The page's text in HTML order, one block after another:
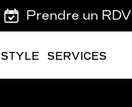
Prendre un RDV
STYLE SERVICES